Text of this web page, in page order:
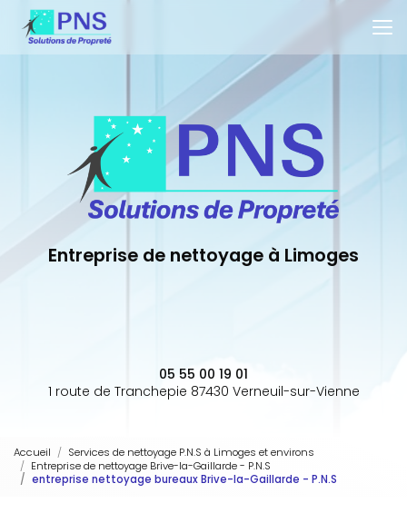
contenu
principal
Entreprise de nettoyage à Limoges
05 55 00 19 01
1 route de Tranchepie 87430 Verneuil-sur-Vienne
Accueil
Services de nettoyage P.N.S à Limoges et environs
Entreprise de nettoyage Brive-la-Gaillarde - P.N.S
entreprise nettoyage bureaux Brive-la-Gaillarde - P.N.S